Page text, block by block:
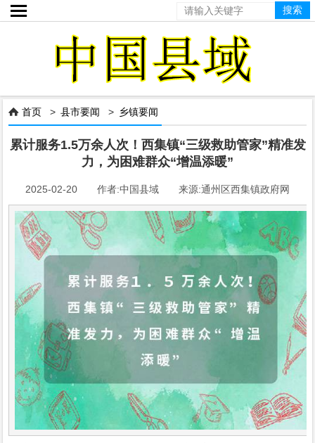

 首页 >县市要闻 > 乡镇要闻
累计服务1.5万余人次！西集镇“三级救助管家”精准发
力，为困难群众“增温添暖”
2025-02-20 作者:中国县域 来源:通州区西集镇政府网